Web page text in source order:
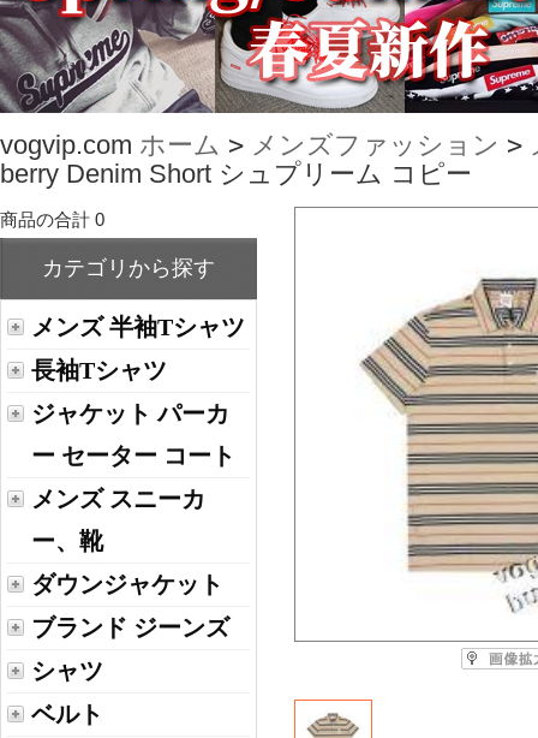
vogvip.com ホーム > メンズファッション >
berry Denim Short シュプリーム コピー
商品の合計 0
カテゴリから探す
メンズ 半袖Tシャツ
長袖Tシャツ
ジャケット パーカ
ー セーター コート
メンズ スニーカ
ー、靴
ダウンジャケット
ブランド ジーンズ
シャツ
ベルト